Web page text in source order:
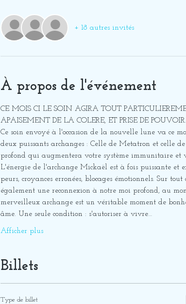
+ 18 autres invités
À propos de l'événement
CE MOIS CI LE SOIN AGIRA TOUT
APAISEMENT DE LA COLERE, ET PRISE DE POUVOIR.
Ce soin envoyé à l'occasion de la nouvelle lune va ce
deux puissants archanges : Celle de Metatron et
profond qui augmentera votre système immunitaire et
L'énergie de l'archange Mickaël est à fois puissante et
peurs, croyances erronées, blocages émotionnels. Sur
également une reconnexion à notre moi profond, au
merveilleux archange est un véritable moment de
âme. Une seule condition : s'autoriser à vivre…
Afficher plus
Billets
Type de billet